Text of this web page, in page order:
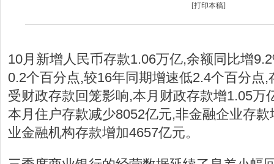
[打印本稿]
10月新增人民币存款1.06万亿,余额同比增
0.2个百分点,较16年同期增速低2.4个百分点
受财政存款回笼影响,本月财政存款增1.05万
本月住户存款减少8052亿元,非金融企业存
业金融机构存款增加4657亿元。